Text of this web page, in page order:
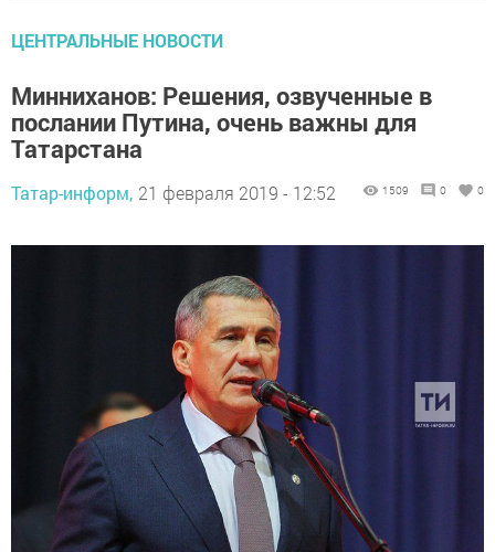
ЦЕНТРАЛЬНЫЕ НОВОСТИ
Минниханов: Решения, озвученные в
послании Путина, очень важны для
Татарстана
Татар-информ, 21 февраля 2019 - 12:52 1509 0 0